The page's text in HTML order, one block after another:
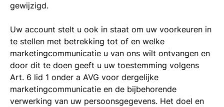
gewijzigd.
Uw account stelt u ook in staat om uw voorkeuren in
te stellen met betrekking tot of en welke
marketingcommunicatie u van ons wilt ontvangen en
door dit te doen geeft u uw toestemming volgens
Art. 6 lid 1 onder a AVG voor dergelijke
marketingcommunicatie en de bijbehorende
verwerking van uw persoonsgegevens. Het doel en